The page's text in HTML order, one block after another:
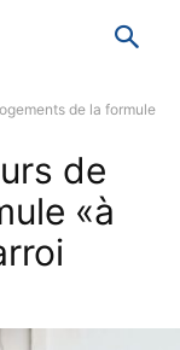
de la formule
de
«à